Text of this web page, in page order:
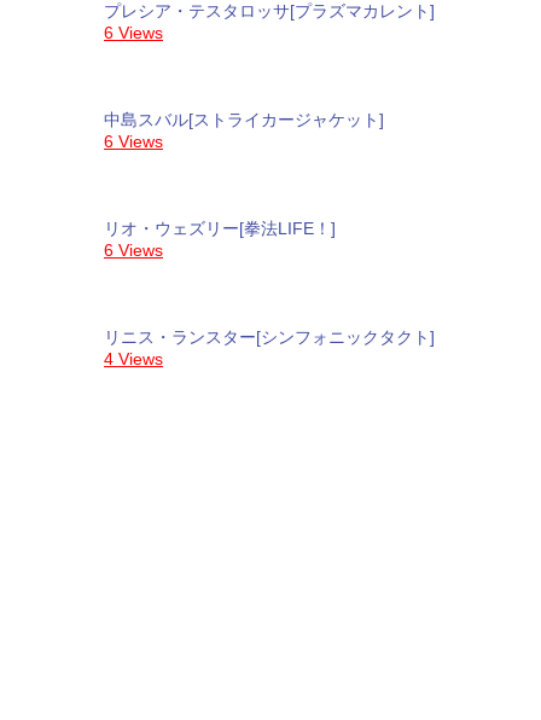
プレシア・テスタロッサ[プラズマカレント]
6 Views
中島スバル[ストライカージャケット]
6 Views
リオ・ウェズリー[拳法LIFE！]
6 Views
リニス・ランスター[シンフォニックタクト]
4 Views